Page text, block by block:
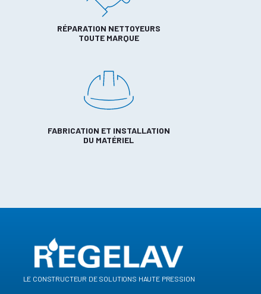
RÉPARATION NETTOYEURS
TOUTE MARQUE
FABRICATION ET INSTALLATION
DU MATÉRIEL
le constructeur de solutions haute pression